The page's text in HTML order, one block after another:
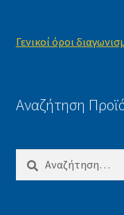
Γενικοί όροι
Αναζήτηση
Αναζήτηση